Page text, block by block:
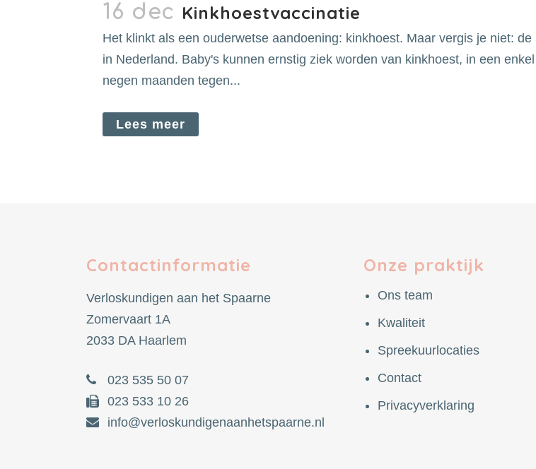
16 dec Kinkhoestvaccinatie
Het klinkt als een ouderwetse aandoening: kinkhoest. Maar vergis je niet:
in Nederland. Baby's kunnen ernstig ziek worden van kinkhoest, in een
negen maanden tegen...
Lees meer
Contactinformatie
Verloskundigen aan het Spaarne
Zomervaart 1A
2033 DA Haarlem
023 535 50 07
023 533 10 26
info@verloskundigenaanhetspaarne.nl
Onze praktijk
Ons team
Kwaliteit
Spreekuurlocaties
Contact
Privacyverklaring